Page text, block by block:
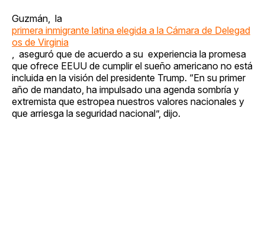
Guzmán, la
primera inmigrante latina elegida a la Cámara de Delegad
os de Virginia
, aseguró que de acuerdo a su experiencia la promesa
que ofrece EEUU de cumplir el sueño americano no está
incluida en la visión del presidente Trump. “En su primer
año de mandato, ha impulsado una agenda sombría y
extremista que estropea nuestros valores nacionales y
que arriesga la seguridad nacional”, dijo.